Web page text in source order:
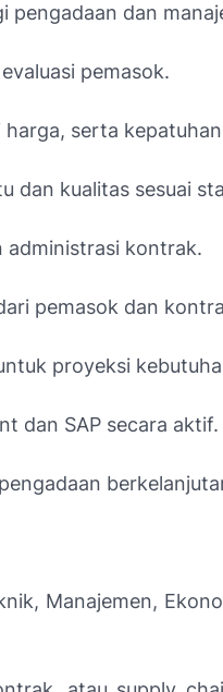
pengadaan dan
pemasok.
harga, serta
dan kualitas sesuai
administrasi kontrak.
pemasok dan
proyeksi
dan SAP secara aktif.
Manajemen,